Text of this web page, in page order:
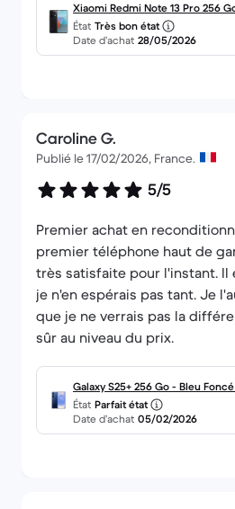
Xiaomi Redmi Note 13 Pro 256
État Très bon état
Date d’achat 28/05/2026
Caroline G.
Publié le 17/02/2026, France.
5/5
Premier achat en
premier téléphone haut de
très satisfaite pour l'instant. Il
je n'en espérais pas tant. Je
que je ne verrais pas la
sûr au niveau du prix.
Galaxy S25+ 256 Go - Bleu
État Parfait état
Date d’achat 05/02/2026